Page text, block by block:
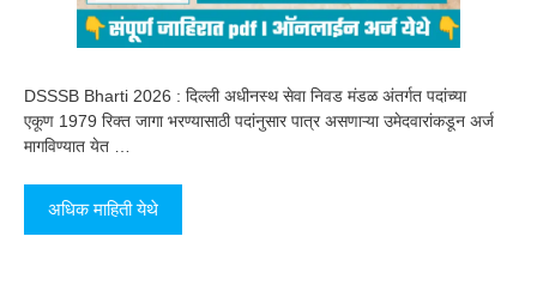
DSSSB Bharti 2026 : दिल्ली अधीनस्थ सेवा निवड मंडळ अंतर्गत पदांच्या
एकूण 1979 रिक्त जागा भरण्यासाठी पदांनुसार पात्र असणाऱ्या उमेदवारांकडून अर्ज
मागविण्यात येत …
अधिक माहिती येथे